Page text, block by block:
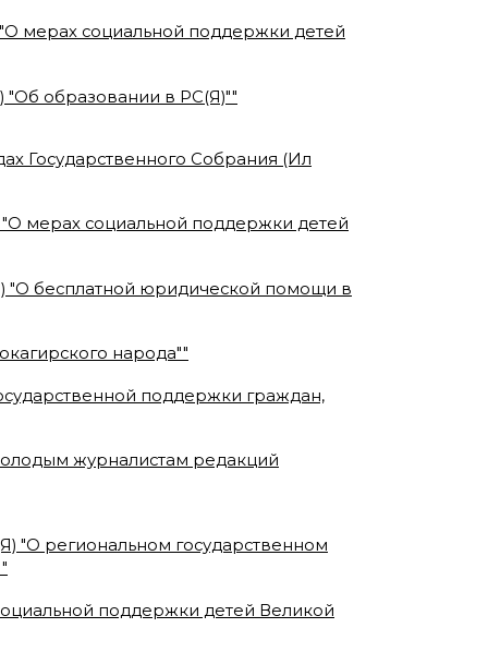
мерах социальной поддержки детей
"Об образовании в РС(Я)""
Государственного Собрания (Ил
мерах социальной поддержки детей
"О бесплатной юридической помощи в
народа""
поддержки граждан,
журналистам редакций
"О региональном государственном
"
поддержки детей Великой